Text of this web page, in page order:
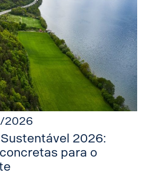
2026
2026:
para o